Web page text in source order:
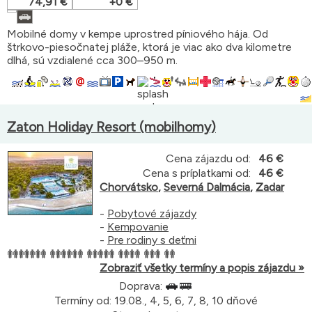
Mobilné domy v kempe uprostred píniového hája. Od
štrkovo-piesočnatej pláže, ktorá je viac ako dva kilometre
dlhá, sú vzdialené cca 300–950 m.
Zaton Holiday Resort (mobilhomy)
Cena zájazdu od:
46 €
Cena s príplatkami od:
46 €
Chorvátsko, Severná Dalmácia, Zadar
- Pobytové zájazdy
- Kempovanie
- Pre rodiny s deťmi
Zobraziť všetky termíny a popis zájazdu »
Doprava:
Termíny od: 19.08., 4, 5, 6, 7, 8, 10 dňové